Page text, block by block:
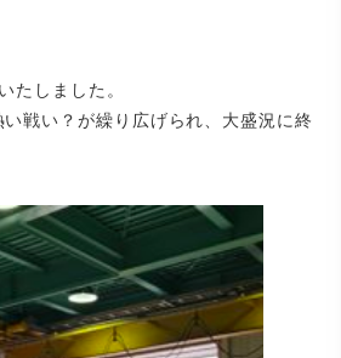
たしました。
戦い？が繰り広げられ、大盛況に終